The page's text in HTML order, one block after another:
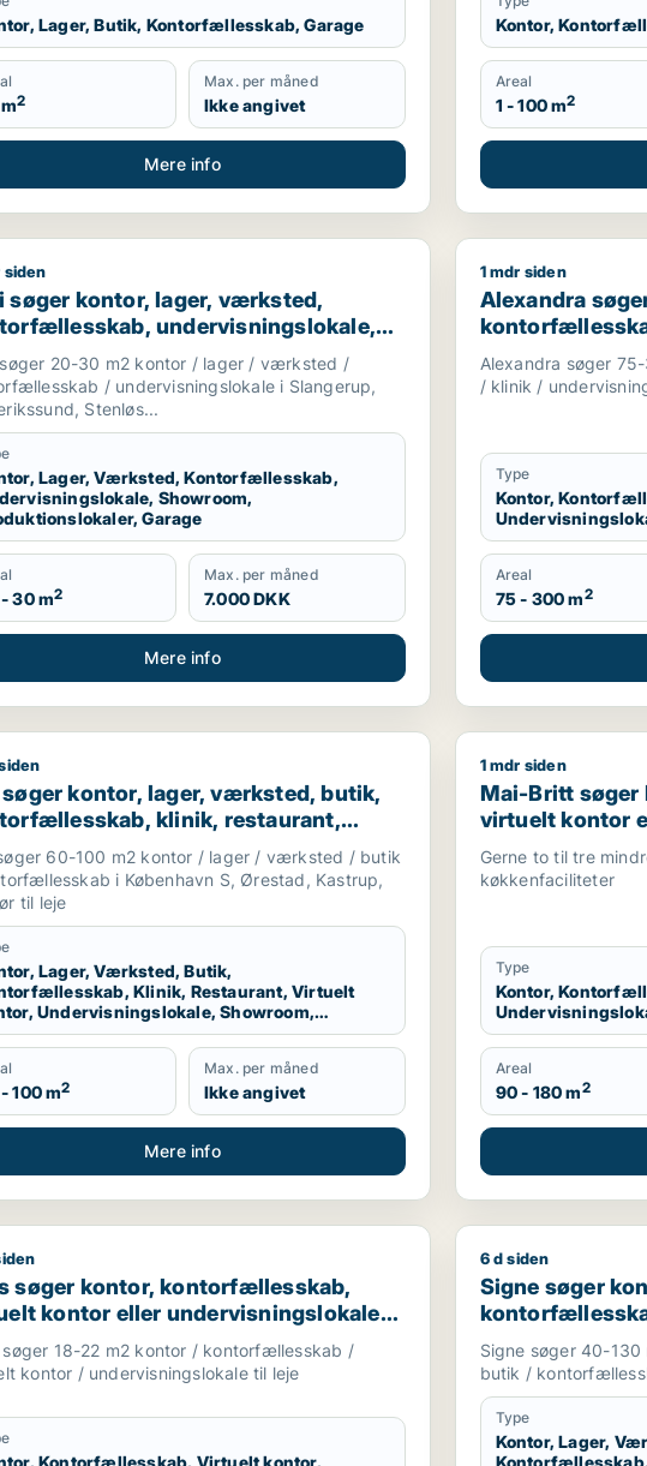
Lager, Butik, Kontorfællesskab, Garage
2
Max. per måned
Ikke angivet
Mere info
Kontor,
Areal
1 - 100 m2
søger kontor, lager, værksted, kontorfællesskab,
siden
søger kontor, lager, værksted,
undervisningslokale,
produktionslokaler eller
til leje i Slangerup, Frederikssund
Stenløse m.fl.
20-30 m2 kontor / lager / værksted /
/ undervisningslokale i Slangerup,
Stenløs...
Lager, Værksted, Kontorfællesskab,
Showroom,
Garage
30 m2
Max. per måned
7.000 DKK
Mere info
Alexandra søger
1 mdr siden
Alexandra
Alexandra søger
/ klinik /
Type
Kontor,
Areal
75 - 300 m2
Brønshøj eller Herlev m.fl.
kontor, lager, værksted, butik, kontorfællesskab, klinik,
kontor, lager, værksted, butik,
klinik, restaurant,
kontor, undervisningslokale,
erhvervsgrund,
eller garage til leje i
60-100 m2 kontor / lager / værksted / butik
i København S, Ørestad, Kastrup,
til leje
Lager, Værksted, Butik,
Klinik, Restaurant, Virtuelt
Undervisningslokale, Showroom,
Produktionslokaler, Garage
100 m2
Max. per måned
Ikke angivet
Mere info
Mai-Britt søger
1 mdr siden
Mai-Britt
virtuelt kontor
til leje i
Brøndby m.fl.
Gerne to til tre
køkkenfaciliteter
Type
Kontor,
Areal
90 - 180 m2
søger kontor, kontorfællesskab, virtuelt kontor eller
søger kontor, kontorfællesskab,
kontor eller undervisningslokale
i København K, Vesterbro eller
m.fl.
søger 18-22 m2 kontor / kontorfællesskab /
kontor / undervisningslokale til leje
Kontorfællesskab, Virtuelt kontor,
Signe søger
6 d siden
Signe søger
virtuelt kontor,
showroom,
København K,
Signe søger 40-
butik /
Type
Kontor, Lager,